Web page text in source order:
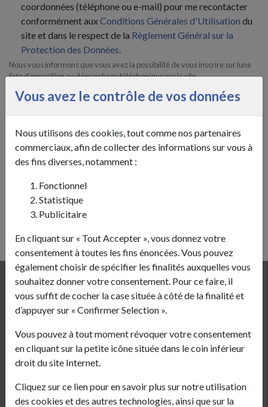
Vous avez le contrôle de vos données
Nous utilisons des cookies, tout comme nos partenaires
commerciaux, afin de collecter des informations sur vous à
des fins diverses, notamment :
Fonctionnel
Statistique
Publicitaire
En cliquant sur « Tout Accepter », vous donnez votre
consentement à toutes les fins énoncées. Vous pouvez
également choisir de spécifier les finalités auxquelles vous
souhaitez donner votre consentement. Pour ce faire, il
vous suffit de cocher la case située à côté de la finalité et
d’appuyer sur « Confirmer Selection ».
Vous pouvez à tout moment révoquer votre consentement
en cliquant sur la petite icône située dans le coin inférieur
droit du site Internet.
Cliquez sur ce lien pour en savoir plus sur notre utilisation
des cookies et des autres technologies, ainsi que sur la
coordonnées (téléphone ou e-mail) pour me recontacter
conformément auxConditions Générales d'Utilisation du
site et dans le respect de la Règlement Général sur la
Protection des Données.
Nous vous informons que vous avez la possibilité de vous inscrire sur lune
liste d’opposition au démarchage téléphonique sur le site
Veuillez renseigner la somme de l'addition suivante en
additionnant les termes :
Résultat
Mairie de Sains-Richaumont
1, Place de l’Hôtel de Ville
03 23 60 91 28
mairie.sains-richaumont@wanadoo.fr
Horaires